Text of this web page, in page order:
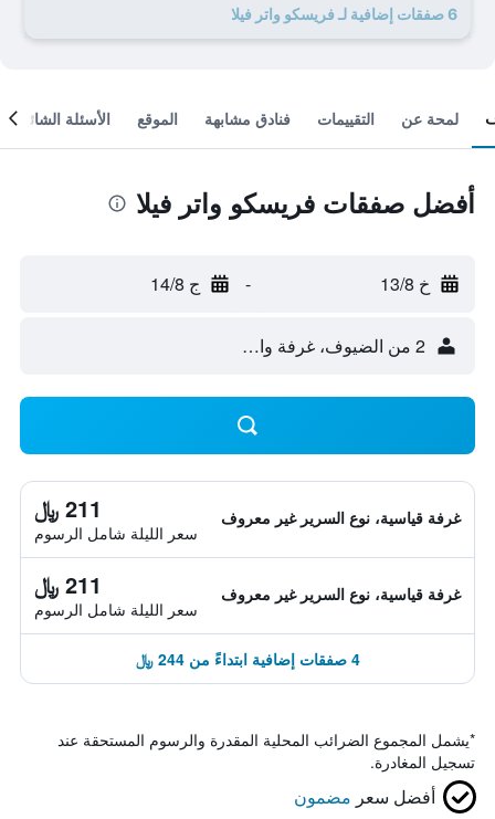
6 صفقات إضافية لـ فريسكو واتر فيلا
لمحة عن التقييمات فنادق مشابهة الموقع الأسئلة الشائعة
أفضل صفقات فريسكو واتر فيلا
خ 13/8 - ج 14/8
2 من الضيوف، غرفة واحدة
غرفة قياسية، نوع السرير غير معروف 211 ﷼
سعر الليلة شامل الرسوم
غرفة قياسية، نوع السرير غير معروف 211 ﷼
سعر الليلة شامل الرسوم
4 صفقات إضافية ابتداءً من 244 ﷼
*يشمل المجموع الضرائب المحلية المقدرة والرسوم المستحقة عند
تسجيل المغادرة.
أفضل سعر مضمون